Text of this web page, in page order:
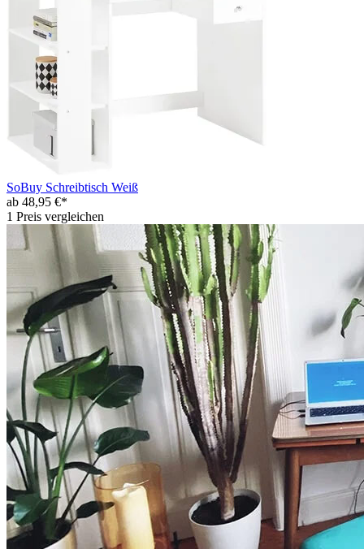
SoBuy Schreibtisch Weiß
ab 48,95 €*
1 Preis vergleichen